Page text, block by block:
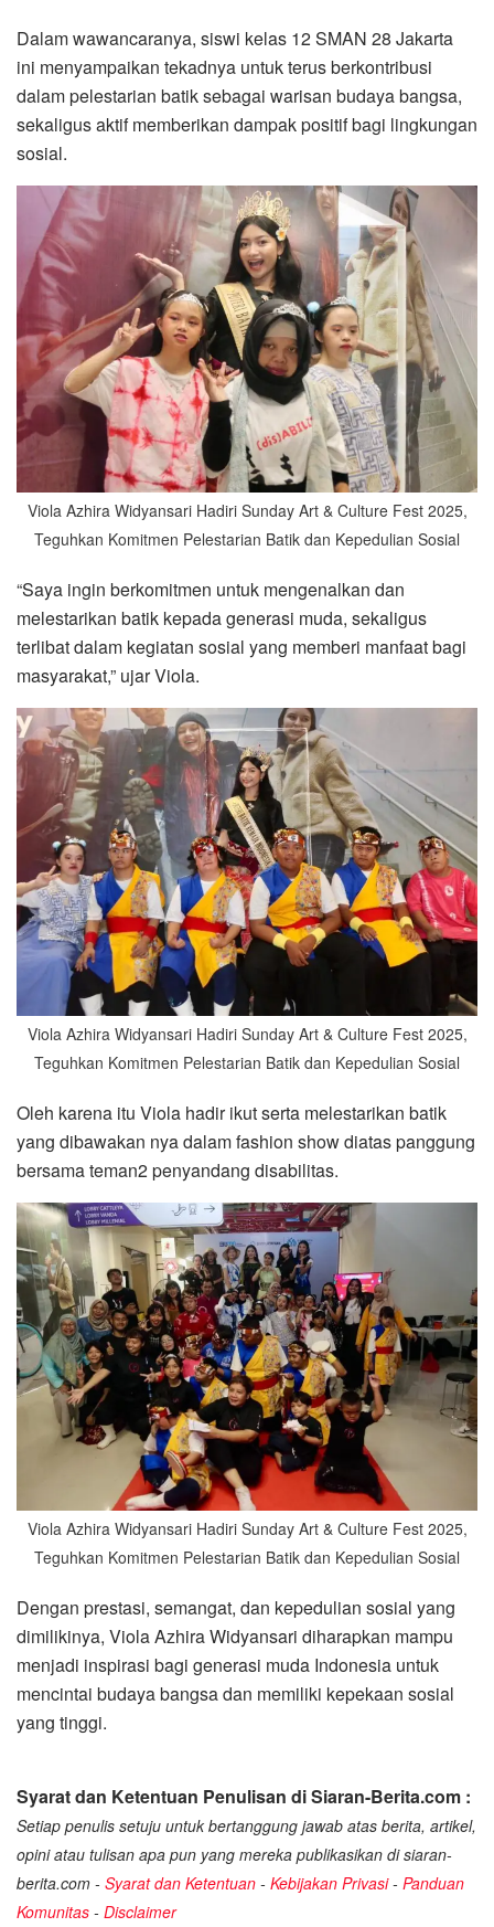
Dalam wawancaranya, siswi kelas 12 SMAN 28 Jakarta
ini menyampaikan tekadnya untuk terus berkontribusi
dalam pelestarian batik sebagai warisan budaya bangsa,
sekaligus aktif memberikan dampak positif bagi lingkungan
sosial.
Viola Azhira Widyansari Hadiri Sunday Art & Culture Fest 2025,
Teguhkan Komitmen Pelestarian Batik dan Kepedulian Sosial
“Saya ingin berkomitmen untuk mengenalkan dan
melestarikan batik kepada generasi muda, sekaligus
terlibat dalam kegiatan sosial yang memberi manfaat bagi
masyarakat,” ujar Viola.
Viola Azhira Widyansari Hadiri Sunday Art & Culture Fest 2025,
Teguhkan Komitmen Pelestarian Batik dan Kepedulian Sosial
Oleh karena itu Viola hadir ikut serta melestarikan batik
yang dibawakan nya dalam fashion show diatas panggung
bersama teman2 penyandang disabilitas.
Viola Azhira Widyansari Hadiri Sunday Art & Culture Fest 2025,
Teguhkan Komitmen Pelestarian Batik dan Kepedulian Sosial
Dengan prestasi, semangat, dan kepedulian sosial yang
dimilikinya, Viola Azhira Widyansari diharapkan mampu
menjadi inspirasi bagi generasi muda Indonesia untuk
mencintai budaya bangsa dan memiliki kepekaan sosial
yang tinggi.
Syarat dan Ketentuan Penulisan di Siaran-Berita.com :
Setiap penulis setuju untuk bertanggung jawab atas berita, artikel,
opini atau tulisan apa pun yang mereka publikasikan di siaran-
berita.com - Syarat dan Ketentuan - Kebijakan Privasi- Panduan
Komunitas - Disclaimer